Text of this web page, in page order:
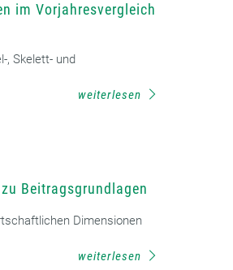
im Vorjahresvergleich
, Skelett- und
weiterlesen
Beitragsgrundlagen
Dimensionen
weiterlesen